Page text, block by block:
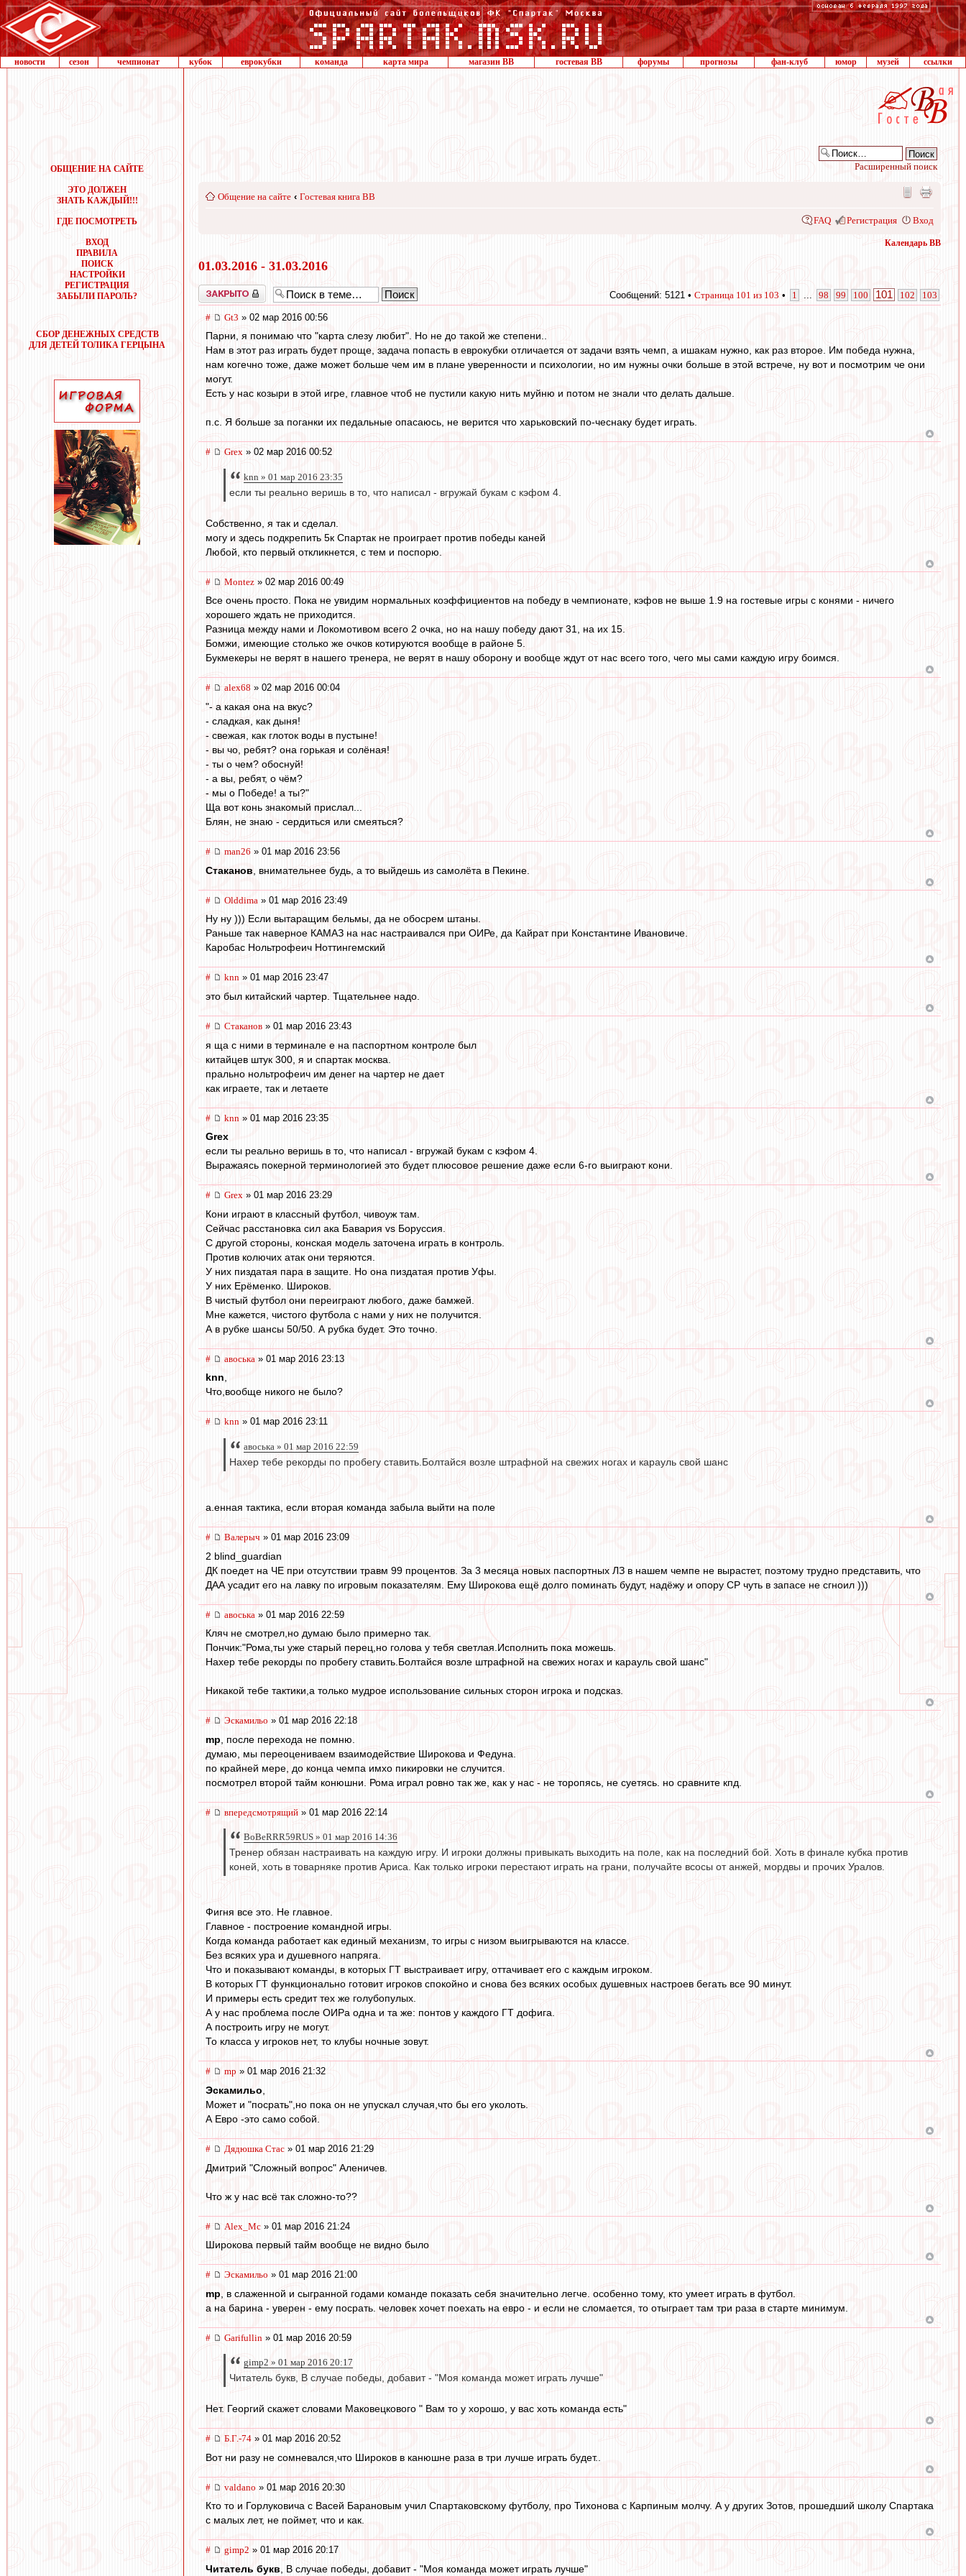
новости сезон чемпионат кубок еврокубки команда карта мира магазин ВВ гостевая ВВ форумы прогнозы фан-клуб юмор музей ссылки
ОБЩЕНИЕ НА САЙТЕ
ЭТО ДОЛЖЕН
ЗНАТЬ КАЖДЫЙ!!!
ГДЕ ПОСМОТРЕТЬ
ВХОД
ПРАВИЛА
ПОИСК
НАСТРОЙКИ
РЕГИСТРАЦИЯ
ЗАБЫЛИ ПАРОЛЬ?
СБОР ДЕНЕЖНЫХ СРЕДСТВ
ДЛЯ ДЕТЕЙ ТОЛИКА ГЕРЦЫНА
Расширенный поиск
Общение на сайте ‹ Гостевая книга ВВ
FAQ Регистрация Вход
Календарь ВВ
01.03.2016 - 31.03.2016
Закрыто Сообщений: 5121 • Страница 101 из 103 • 1 98 99 100 101 102 103
# Gt3 » 02 мар 2016 00:56
Парни, я понимаю что "карта слезу любит". Но не до такой же степени..
Нам в этот раз играть будет проще, задача попасть в еврокубки отличается от задачи взять чемп, а ишакам нужно, как раз второе. Им победа нужна,
нам когечно тоже, даже может больше чем им в плане уверенности и психологии, но им нужны очки больше в этой встрече, ну вот и посмотрим че они
могут.
Есть у нас козыри в этой игре, главное чтоб не пустили какую нить муйню и потом не знали что делать дальше.
п.с. Я больше за поганки их педальные опасаюсь, не верится что харьковский по-чеснаку будет играть.
# Grex » 02 мар 2016 00:52
knn » 01 мар 2016 23:35
если ты реально веришь в то, что написал - вгружай букам с кэфом 4.
Собственно, я так и сделал.
могу и здесь подкрепить 5к Спартак не проиграет против победы каней
Любой, кто первый откликнется, с тем и поспорю.
# Montez » 02 мар 2016 00:49
Все очень просто. Пока не увидим нормальных коэффициентов на победу в чемпионате, кэфов не выше 1.9 на гостевые игры с конями - ничего
хорошего ждать не приходится.
Разница между нами и Локомотивом всего 2 очка, но на нашу победу дают 31, на их 15.
Бомжи, имеющие столько же очков котируются вообще в районе 5.
Букмекеры не верят в нашего тренера, не верят в нашу оборону и вообще ждут от нас всего того, чего мы сами каждую игру боимся.
# alex68 » 02 мар 2016 00:04
"- а какая она на вкус?
- сладкая, как дыня!
- свежая, как глоток воды в пустыне!
- вы чо, ребят? она горькая и солёная!
- ты о чем? обоснуй!
- а вы, ребят, о чём?
- мы о Победе! а ты?"
Ща вот конь знакомый прислал...
Блян, не знаю - сердиться или смеяться?
# man26 » 01 мар 2016 23:56
Cтаканов , внимательнее будь, а то выйдешь из самолёта в Пекине.
# Olddima » 01 мар 2016 23:49
Ну ну ))) Если вытаращим бельмы, да не обосрем штаны.
Раньше так наверное КАМАЗ на нас настраивался при ОИРе, да Кайрат при Константине Ивановиче.
Каробас Нольтрофеич Ноттингемский
# knn » 01 мар 2016 23:47
это был китайский чартер. Тщательнее надо.
# Cтаканов » 01 мар 2016 23:43
я ща с ними в терминале е на паспортном контроле был
китайцев штук 300, я и спартак москва.
прально нольтрофеич им денег на чартер не дает
как играете, так и летаете
# knn » 01 мар 2016 23:35
Grex
если ты реально веришь в то, что написал - вгружай букам с кэфом 4.
Выражаясь покерной терминологией это будет плюсовое решение даже если 6-го выиграют кони.
# Grex » 01 мар 2016 23:29
Кони играют в классный футбол, чивоуж там.
Сейчас расстановка сил ака Бавария vs Боруссия.
С другой стороны, конская модель заточена играть в контроль.
Против колючих атак они теряются.
У них пиздатая пара в защите. Но она пиздатая против Уфы.
У них Ерёменко. Широков.
В чистый футбол они переиграют любого, даже бамжей.
Мне кажется, чистого футбола с нами у них не получится.
А в рубке шансы 50/50. А рубка будет. Это точно.
# авоська » 01 мар 2016 23:13
knn,
Что,вообще никого не было?
# knn » 01 мар 2016 23:11
авоська » 01 мар 2016 22:59
Нахер тебе рекорды по пробегу ставить.Болтайся возле штрафной на свежих ногах и карауль свой шанс
а.енная тактика, если вторая команда забыла выйти на поле
# Валерыч » 01 мар 2016 23:09
2 blind_guardian
ДК поедет на ЧЕ при отсутствии травм 99 процентов. За 3 месяца новых паспортных ЛЗ в нашем чемпе не вырастет, поэтому трудно представить, что
ДАА усадит его на лавку по игровым показателям. Ему Широкова ещё долго поминать будут, надёжу и опору СР чуть в запасе не сгноил )))
# авоська » 01 мар 2016 22:59
Кляч не смотрел,но думаю было примерно так.
Пончик:"Рома,ты уже старый перец,но голова у тебя светлая.Исполнить пока можешь.
Нахер тебе рекорды по пробегу ставить.Болтайся возле штрафной на свежих ногах и карауль свой шанс"
Никакой тебе тактики,а только мудрое использование сильных сторон игрока и подсказ.
# Эскамильо » 01 мар 2016 22:18
mp , после перехода не помню.
думаю, мы переоцениваем взаимодействие Широкова и Федуна.
по крайней мере, до конца чемпа имхо пикировки не случится.
посмотрел второй тайм конюшни. Рома играл ровно так же, как у нас - не торопясь, не суетясь. но сравните кпд.
# впередсмотрящий » 01 мар 2016 22:14
BoBeRRR59RUS » 01 мар 2016 14:36
Тренер обязан настраивать на каждую игру. И игроки должны привыкать выходить на поле, как на последний бой. Хоть в финале кубка против
коней, хоть в товарняке против Ариса. Как только игроки перестают играть на грани, получайте всосы от анжей, мордвы и прочих Уралов.
Фигня все это. Не главное.
Главное - построение командной игры.
Когда команда работает как единый механизм, то игры с низом выигрываются на классе.
Без всяких ура и душевного напряга.
Что и показывают команды, в которых ГТ выстраивает игру, оттачивает его с каждым игроком.
В которых ГТ функционально готовит игроков спокойно и снова без всяких особых душевных настроев бегать все 90 минут.
И примеры есть средит тех же голубопулых.
А у нас проблема после ОИРа одна и та же: понтов у каждого ГТ дофига.
А построить игру не могут.
То класса у игроков нет, то клубы ночные зовут.
# mp » 01 мар 2016 21:32
Эскамильо
Может и "посрать",но пока он не упускал случая,что бы его уколоть.
А Евро -это само собой.
# Дядюшка Стас » 01 мар 2016 21:29
Дмитрий "Сложный вопрос" Аленичев.
Что ж у нас всё так сложно-то??
# Alex_Mc » 01 мар 2016 21:24
Широкова первый тайм вообще не видно было
# Эскамильо » 01 мар 2016 21:00
mp , в слаженной и сыгранной годами команде показать себя значительно легче. особенно тому, кто умеет играть в футбол.
а на барина - уверен - ему посрать. человек хочет поехать на евро - и если не сломается, то отыграет там три раза в старте минимум.
# Garifullin » 01 мар 2016 20:59
gimp2 » 01 мар 2016 20:17
Читатель букв, В случае победы, добавит - "Моя команда может играть лучше"
Нет. Георгий скажет словами Маковецкового " Вам то у хорошо, у вас хоть команда есть"
# Б.Г.-74 » 01 мар 2016 20:52
Вот ни разу не сомневался,что Широков в канюшне раза в три лучше играть будет..
# valdano » 01 мар 2016 20:30
Кто то и Горлуковича с Васей Барановым учил Спартаковскому футболу, про Тихонова с Карпиным молчу. А у других Зотов, прошедший школу Спартака
с малых лет, не поймет, что и как.
# gimp2 » 01 мар 2016 20:17
Читатель букв , В случае победы, добавит - "Моя команда может играть лучше"